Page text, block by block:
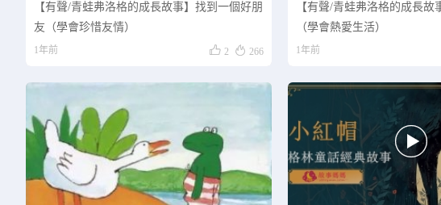
【有聲/青蛙弗洛格的成長故事】找到一個好朋
友（學會珍惜友情）
1年前  2  266
【有聲/青蛙弗洛格的成長故
（學會熱愛生活）
1年前
